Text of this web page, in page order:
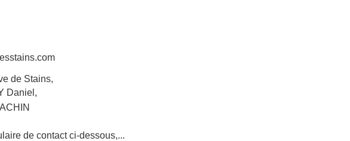
de Stains,
Daniel,
de contact ci-dessous,...